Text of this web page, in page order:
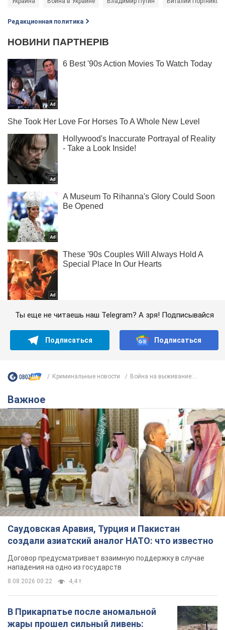
Редакционная политика
Ты еще не читаешь наш Telegram? А зря! Подписывайся
Подписаться Подписаться
Криминальные новости Война на выживание:...
Важное
Саудовская Аравия, Турция и Пакистан
создали азиатский аналог НАТО: что известно
Договор предусматривает взаимную поддержку в случае
нападения на одно из государств
8.08.2026 00:22 4,4 т.
В Прикарпатье после аномальной
жары прошел сильный ливень: